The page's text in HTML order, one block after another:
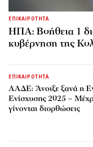
ΕΠΙΚΑΙΡΟΤΗΤΑ
ΗΠΑ: Βοήθεια 1
κυβέρνηση της
ΕΠΙΚΑΙΡΟΤΗΤΑ
ΑΑΔΕ: Άνοιξε ξανά η
Ενίσχυσης 2025 –
γίνονται διορθώσεις